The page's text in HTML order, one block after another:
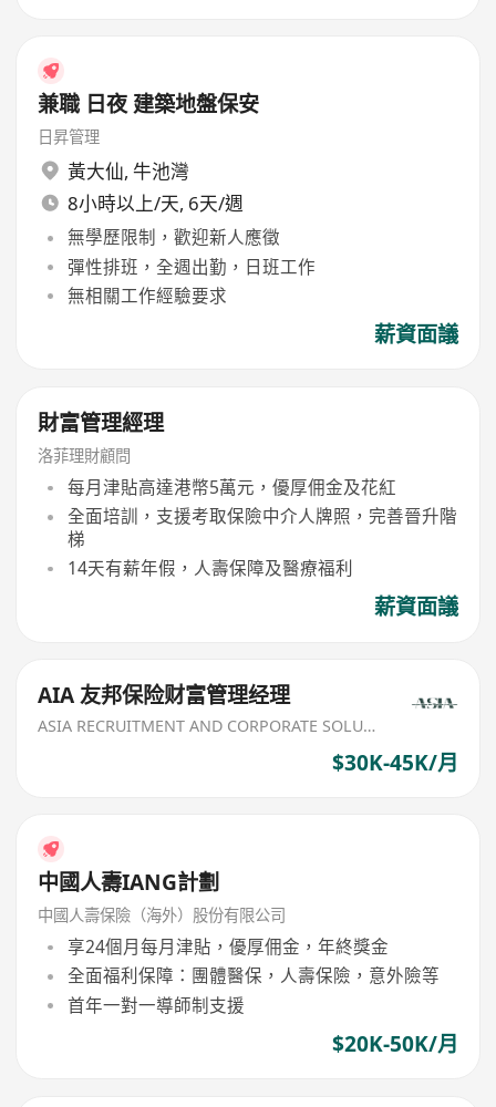
兼職 日夜 建築地盤保安
日昇管理
黃大仙, 牛池灣
8小時以上/天, 6天/週
無學歷限制，歡迎新人應徵
彈性排班，全週出勤，日班工作
無相關工作經驗要求
薪資面議
財富管理經理
洛菲理財顧問
每月津貼高達港幣5萬元，優厚佣金及花紅
全面培訓，支援考取保險中介人牌照，完善晉升階
梯
14天有薪年假，人壽保障及醫療福利
薪資面議
AIA 友邦保险财富管理经理
ASIA RECRUITMENT AND CORPORATE SOLUTION LIMITED
$30K-45K/月
中國人壽IANG計劃
中國人壽保險（海外）股份有限公司
享24個月每月津貼，優厚佣金，年終獎金
全面福利保障：團體醫保，人壽保險，意外險等
首年一對一導師制支援
$20K-50K/月